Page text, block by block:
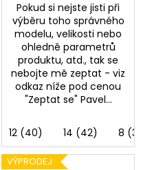
16 (44) 8 (36)
Pokud si nejste jisti při
výběru toho správného
modelu, velikosti nebo
ohledně parametrů
produktu, atd., tak se
nebojte mě zeptat - viz
odkaz níže pod cenou
"Zeptat se" Pavel...
12 (40) 14 (42) 8 (36)
VÝPRODEJ